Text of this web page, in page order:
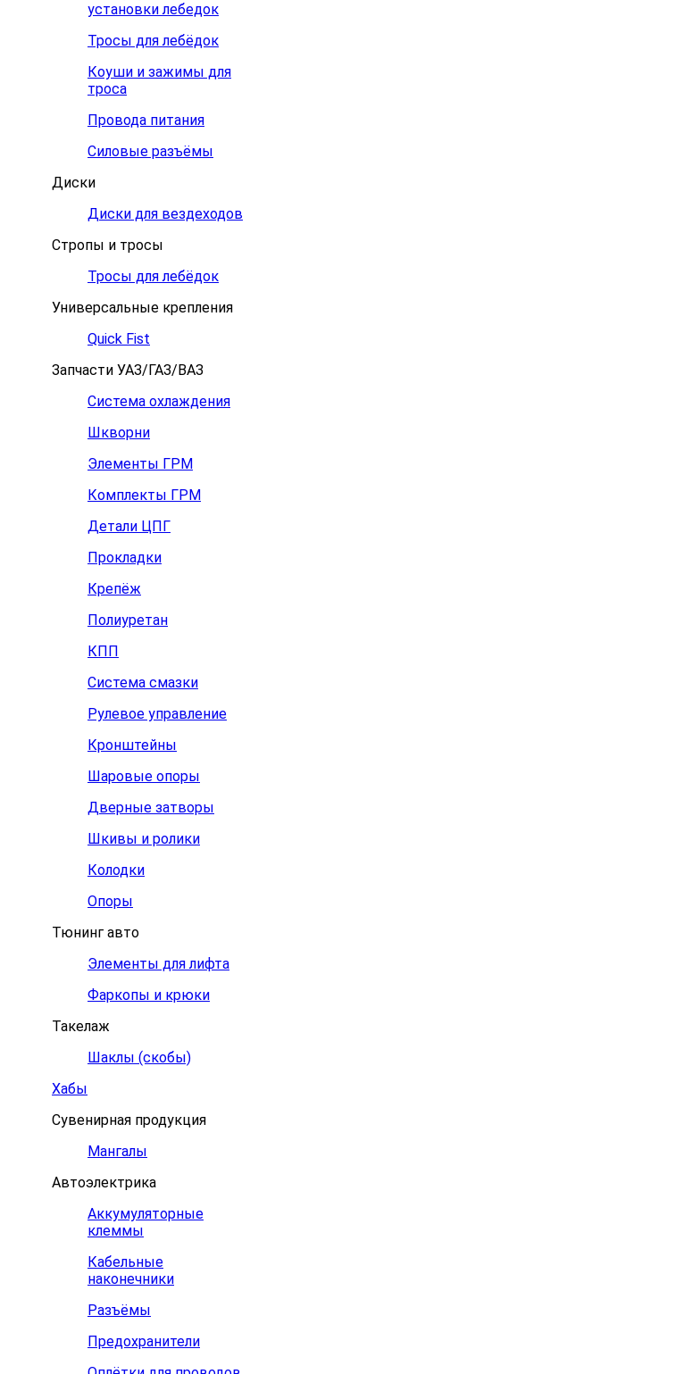
установки лебедок
Тросы для лебёдок
Коуши и зажимы для
троса
Провода питания
Силовые разъёмы
Диски
Диски для вездеходов
Стропы и тросы
Тросы для лебёдок
Универсальные крепления
Quick Fist
Запчасти УАЗ/ГАЗ/ВАЗ
Система охлаждения
Шкворни
Элементы ГРМ
Комплекты ГРМ
Детали ЦПГ
Прокладки
Крепёж
Полиуретан
КПП
Система смазки
Рулевое управление
Кронштейны
Шаровые опоры
Дверные затворы
Шкивы и ролики
Колодки
Опоры
Тюнинг авто
Элементы для лифта
Фаркопы и крюки
Такелаж
Шаклы (скобы)
Хабы
Сувенирная продукция
Мангалы
Автоэлектрика
Аккумуляторные
клеммы
Кабельные
наконечники
Разъёмы
Предохранители